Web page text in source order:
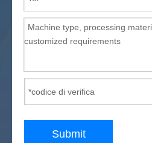
Router di pietra CNC
Piccola fresatrice CNC
Tagliatrice in fibra
Macchina laser CO2.
Saldatrice laser
Submit